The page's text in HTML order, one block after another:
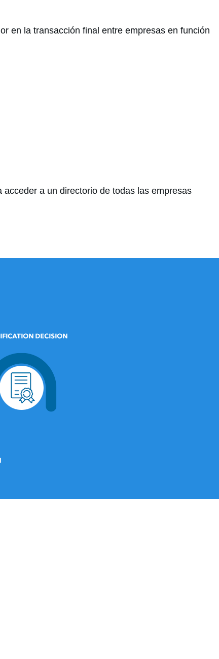
en la transacción final entre empresas en función
acceder a un directorio de todas las empresas